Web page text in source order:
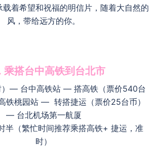
着希望和祝福的明信片，随着大自然的
风，带给远方的你。
乘搭台中高铁到台北市
）— 台中高铁站 — 搭高铁（票价540台
铁桃园站 — 转搭捷运（票价25台币）
— 台北机场第一航厦
半（繁忙时间推荐乘搭高铁+ 捷运，准
时）